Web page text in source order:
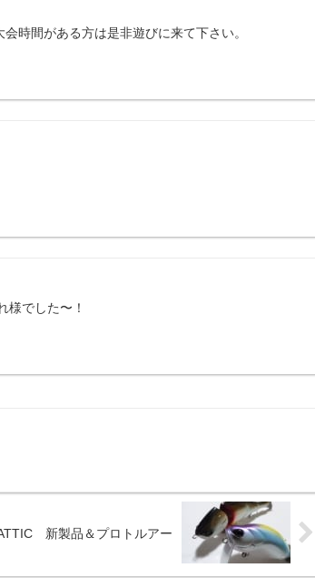
時間がある方は是非遊びに来て下さい。
様でした〜！
新製品＆プロトルアー